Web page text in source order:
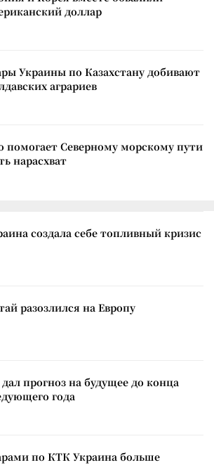
доллар
Украины по Казахстану добивают
аграриев
помогает Северному морскому пути
нарасхват
создала себе топливный кризис
разозлился на Европу
прогноз на будущее до конца
года
по КТК Украина больше